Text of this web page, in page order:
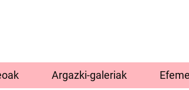
Argazki-galeriak